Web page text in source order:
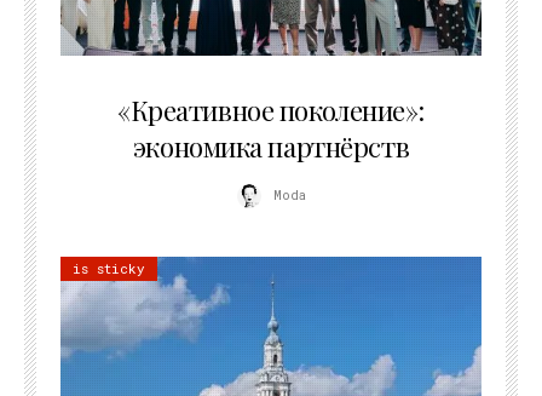
«Креативное поколение»:
экономика партнёрств
Moda
is sticky